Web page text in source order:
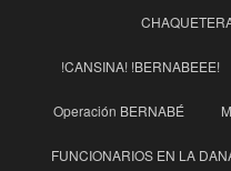
!CANSINA! !BERNABEEE!
Operación BERNABÉ
FUNCIONARIOS EN LA